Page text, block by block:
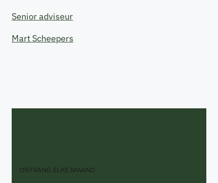
Senior adviseur
Mart Scheepers
ONTVANG ELKE MAAND